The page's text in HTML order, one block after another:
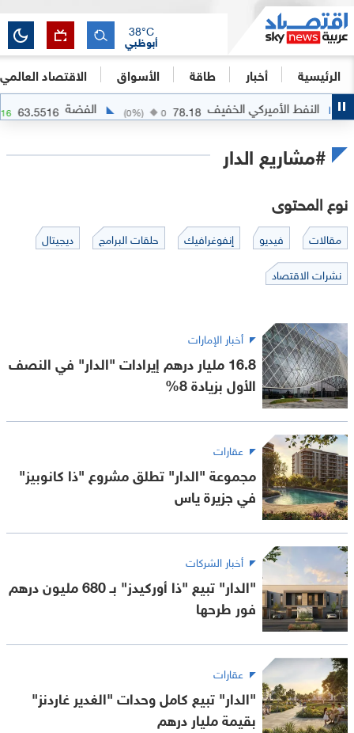
الرئيسية أخبار طاقة الأسواق الاقتصاد العالمي
أبوظبي
38°C
النفط الأميركي الخفيف 78.18
0
0%) الفضة 63.5516
2.0716
#مشاريع الدار
نوع المحتوى
مقالات فيديو إنفوغرافيك حلقات البرامج
ديجيتال
نشرات الاقتصاد
أخبار الإمارات
16.8 مليار درهم إيرادات "الدار" في النصف
الأول بزيادة 8%
عقارات
مجموعة "الدار" تطلق مشروع "ذا كانوبيز"
في جزيرة ياس
أخبار الشركات
"الدار" تبيع "ذا أوركيدز" بـ 680 مليون درهم
فور طرحها
عقارات
"الدار" تبيع كامل وحدات "الغدير غاردنز"
بقيمة مليار درهم